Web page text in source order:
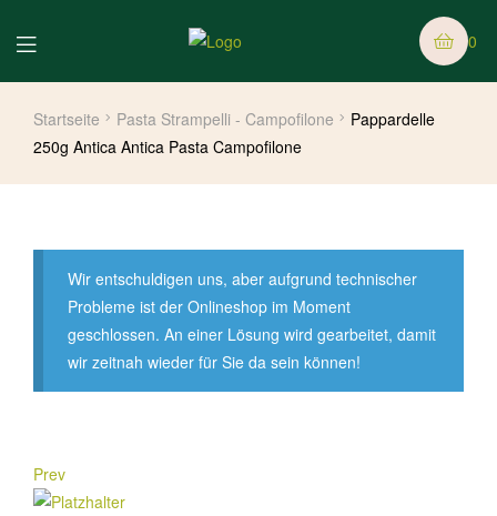
0
Startseite Pasta Strampelli - Campofilone
Pappardelle
250g Antica Antica Pasta Campofilone
Wir entschuldigen uns, aber aufgrund technischer
Probleme ist der Onlineshop im Moment
geschlossen. An einer Lösung wird gearbeitet, damit
wir zeitnah wieder für Sie da sein können!
Prev